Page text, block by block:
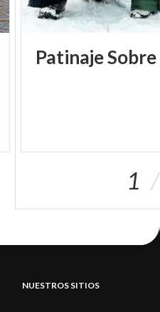
PatinajeSobre
1
NUESTROS SITIOS